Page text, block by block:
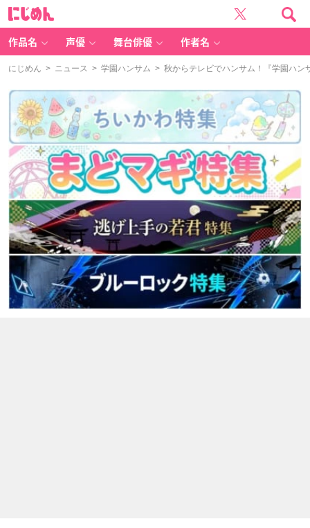
作品名 声優 舞台俳優 作者名
にじめん > ニュース > 学園ハンサム > 秋からテレビでハンサム！『学園ハン